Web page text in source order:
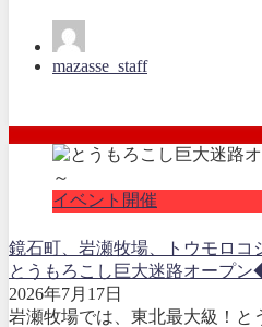
mazasse_staff
イベント開催
鏡石町、岩瀬牧場、トウモロコ
とうもろこし巨大迷路オープン
2026年7月17日
岩瀬牧場では、東北最大級！と